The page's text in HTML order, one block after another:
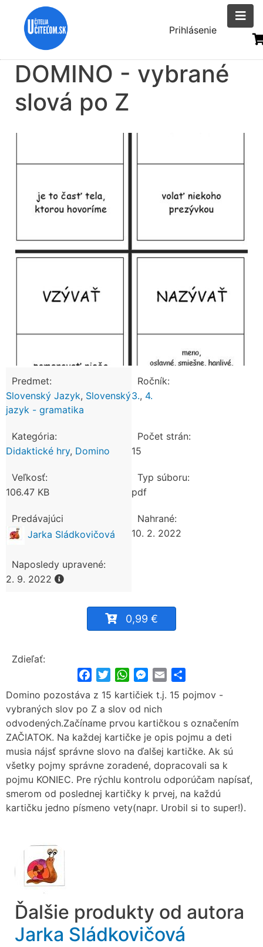
Menu
účtu
Prihlásenie
DOMINO - vybrané
slová po Z
Predmet:
Slovenský Jazyk, Slovenský
jazyk - gramatika
Ročník:
3., 4.
Kategória:
Didaktické hry, Domino
Počet strán:
15
Veľkosť:
106.47 KB
Typ súboru:
pdf
Predávajúci
Jarka Sládkovičová
Nahrané:
10. 2. 2022
Naposledy upravené:
2. 9. 2022
0,99 €
Zdieľať:
FacebookTwitterWhatsApp
Messenger
Email
Domino pozostáva z 15 kartičiek t.j. 15 pojmov -
vybraných slov po Z a slov od nich
odvodených.Začíname prvou kartičkou s označením
ZAČIATOK. Na každej kartičke je opis pojmu a deti
musia nájsť správne slovo na ďalšej kartičke. Ak sú
všetky pojmy správne zoradené, dopracovali sa k
pojmu KONIEC. Pre rýchlu kontrolu odporúčam napísať,
smerom od poslednej kartičky k prvej, na každú
kartičku jedno písmeno vety(napr. Urobil si to super!).
Ďalšie produkty od autora
Jarka Sládkovičová